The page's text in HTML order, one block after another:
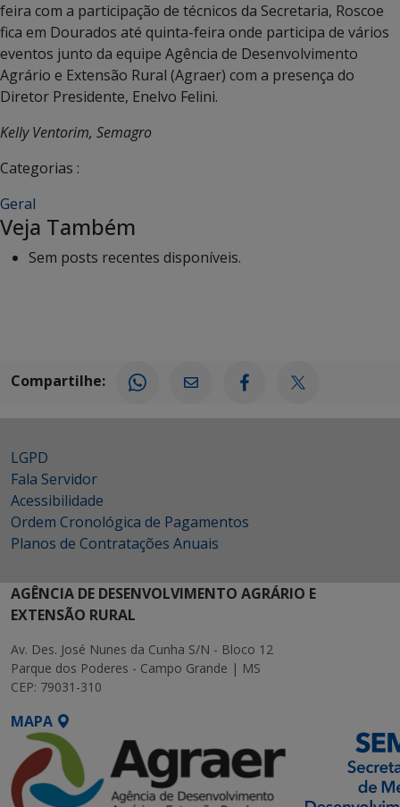
feira com a participação de técnicos da Secretaria, Roscoe
fica em Dourados até quinta-feira onde participa de vários
eventos junto da equipe Agência de Desenvolvimento
Agrário e Extensão Rural (Agraer) com a presença do
Diretor Presidente, Enelvo Felini.
Kelly Ventorim, Semagro
Categorias :
Geral
Veja Também
Sem posts recentes disponíveis.
Compartilhe:
LGPD
Fala Servidor
Acessibilidade
Ordem Cronológica de Pagamentos
Planos de Contratações Anuais
AGÊNCIA DE DESENVOLVIMENTO AGRÁRIO E
EXTENSÃO RURAL
Av. Des. José Nunes da Cunha S/N - Bloco 12
Parque dos Poderes - Campo Grande | MS
CEP: 79031-310
MAPA